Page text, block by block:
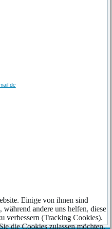
Einige von ihnen sind
andere uns helfen, diese
verbessern (Tracking Cookies).
die Cookies zulassen möchten.